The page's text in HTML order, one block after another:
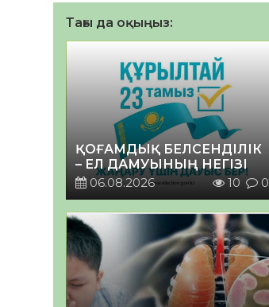
Тағы да оқыңыз:
ҚОҒАМДЫҚ БЕЛСЕНДІЛІК
– ЕЛ ДАМУЫНЫҢ НЕГІЗІ
06.08.2026
10 0